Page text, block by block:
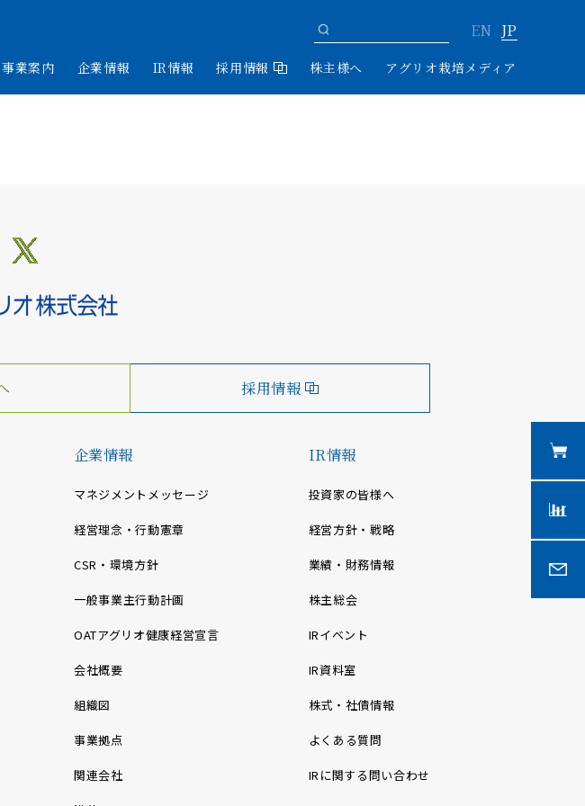
EN JP
事業案内 企業情報 IR情報 採用情報 株主様へ アグリオ栽培メディア
採用情報
企業情報
マネジメントメッセージ
経営理念・行動憲章
CSR・環境方針
一般事業主行動計画
OATアグリオ健康経営宣言
会社概要
組織図
事業拠点
関連会社
IR情報
投資家の皆様へ
経営方針・戦略
業績・財務情報
株主総会
IRイベント
IR資料室
株式・社債情報
よくある質問
IRに関する問い合わせ